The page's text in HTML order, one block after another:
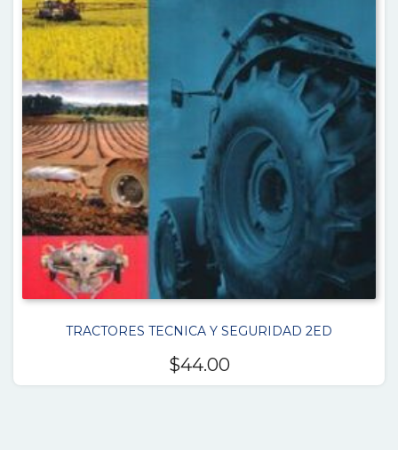
TRACTORES TECNICA Y SEGURIDAD 2ED
$44.00